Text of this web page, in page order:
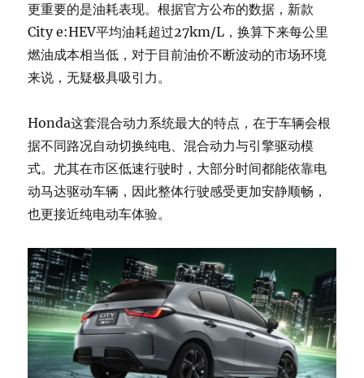
更重要的是油耗表现。根据官方公布的数据，新款
City e:HEV平均油耗超过27km/L，换算下来每公里
燃油成本相当低，对于目前油价不断波动的市场环境
来说，无疑极具吸引力。
Honda这套混合动力系统最大的特点，在于车辆会根
据不同路况自动切换纯电、混合动力与引擎驱动模
式。尤其在市区低速行驶时，大部分时间都能依靠电
动马达驱动车辆，因此整体行驶感受更加安静顺畅，
也更接近纯电动车体验。